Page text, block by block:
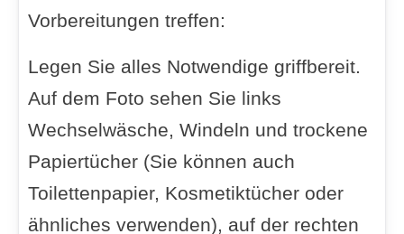
Vorbereitungen treffen:
Legen Sie alles Notwendige griffbereit.
Auf dem Foto sehen Sie links
Wechselwäsche, Windeln und trockene
Papiertücher (Sie können auch
Toilettenpapier, Kosmetiktücher oder
ähnliches verwenden), auf der rechten